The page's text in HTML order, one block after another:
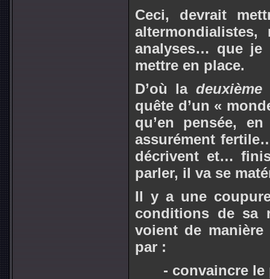
Ceci, devrait
analyses… que je
mettre en place.
D’où la deuxième
quête d’un «
qu’en pensée,
assurément
décrivent et…
parler, il va se
Il y a une
conditions de sa
voient de manière
par :
- convaincre